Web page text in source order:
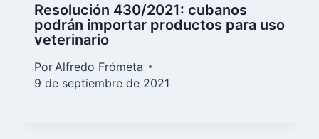
Resolución 430/2021: cubanos
podrán importar productos para uso
veterinario
Por Alfredo Frómeta
9 de septiembre de 2021